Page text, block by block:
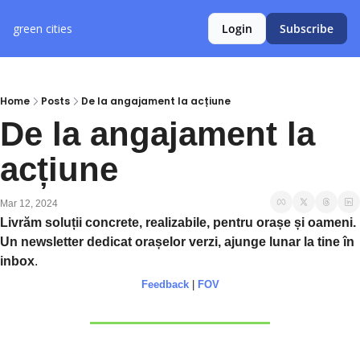
green cities Login Subscribe
Home Posts De la angajament la acțiune
De la angajament la
acțiune
Mar 12, 2024
Livrăm soluții concrete, realizabile, pentru orașe și oameni.
Un newsletter dedicat orașelor verzi, ajunge lunar la tine în
inbox.
Feedback | FOV